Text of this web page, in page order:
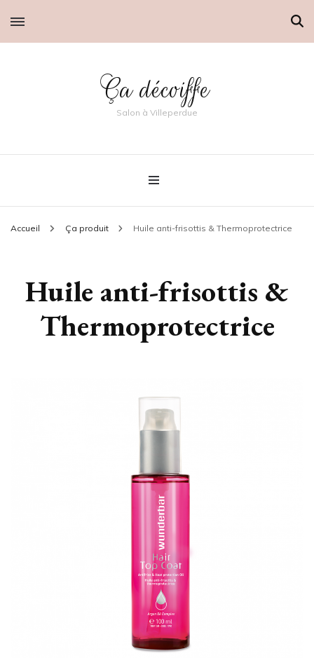
Ça décoiffe
Salon à Villeperdue
Accueil Ça produit Huile anti-frisottis & Thermoprotectrice
Huile anti-frisottis &
Thermoprotectrice